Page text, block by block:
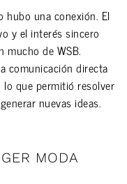
hubo una conexión. El
y el interés sincero
mucho de WSB.
comunicación directa
que permitió resolver
nuevas ideas.
MODA